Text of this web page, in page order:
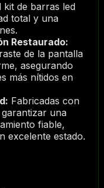
kit de barras led
total y una
Restaurado:
de la pantalla
asegurando
más nítidos en
Fabricadas con
una
fiable,
excelente estado.